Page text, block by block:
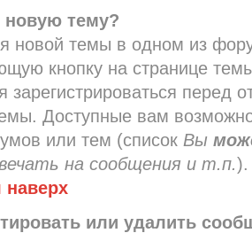
новую тему?
новой темы в одном из
кнопку на странице
зарегистрироваться перед
Доступные вам
или тем (список Вы
на сообщения и т.п.).
наверх
или удалить